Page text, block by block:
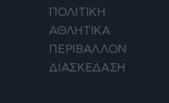
ΠΟΛΙΤΙΚΗ
ΑΘΛΗΤΙΚΑ
ΠΕΡΙΒΑΛΛΟΝ
ΔΙΑΣΚΕΔΑΣΗ